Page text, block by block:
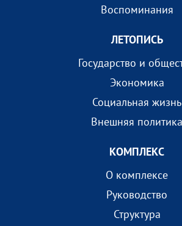
Воспоминания
ЛЕТОПИСЬ
Государство и
Экономика
Социальная жизнь
Внешняя политика
КОМПЛEКС
О комплексе
Руководство
Структура